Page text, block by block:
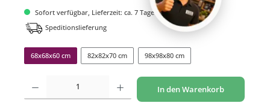
Sofort verfügbar, Lieferzeit: ca. 7 Tage
Speditionslieferung
68x68x60 cm 82x82x70 cm 98x98x80 cm
Produkt Anzahl: Gib den gewünschten Wert ein oder benutze die Schaltflächen um
In den Warenkorb